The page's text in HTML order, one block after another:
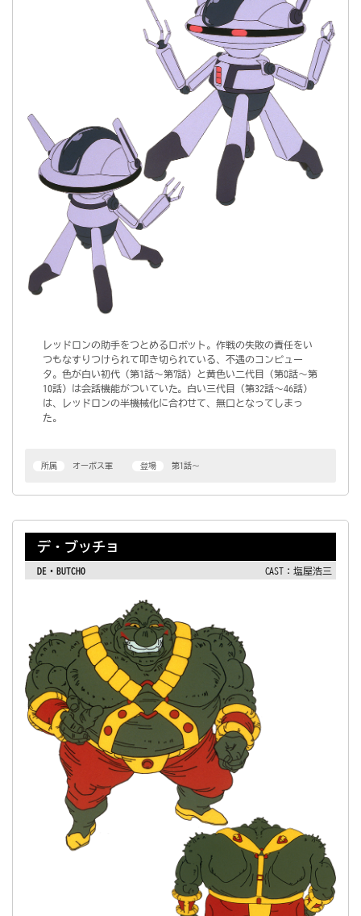
レッドロンの助手をつとめるロボット。作戦の失敗の責任をい
つもなすりつけられて叩き切られている、不遇のコンピュー
タ。色が白い初代（第1話～第7話）と黄色い二代目（第8話～第
10話）は会話機能がついていた。白い三代目（第32話～46話）
は、レッドロンの半機械化に合わせて、無口となってしまっ
た。
所属 オーボス軍 登場 第1話～
デ・ブッチョ
DE・BUTCHO CAST：塩屋浩三